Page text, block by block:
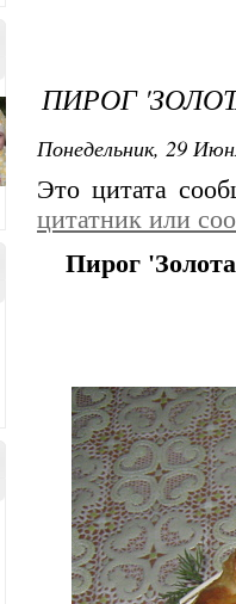
ПИРОГ
Понедельник, 29
Это цитата
цитатник или
Пирог